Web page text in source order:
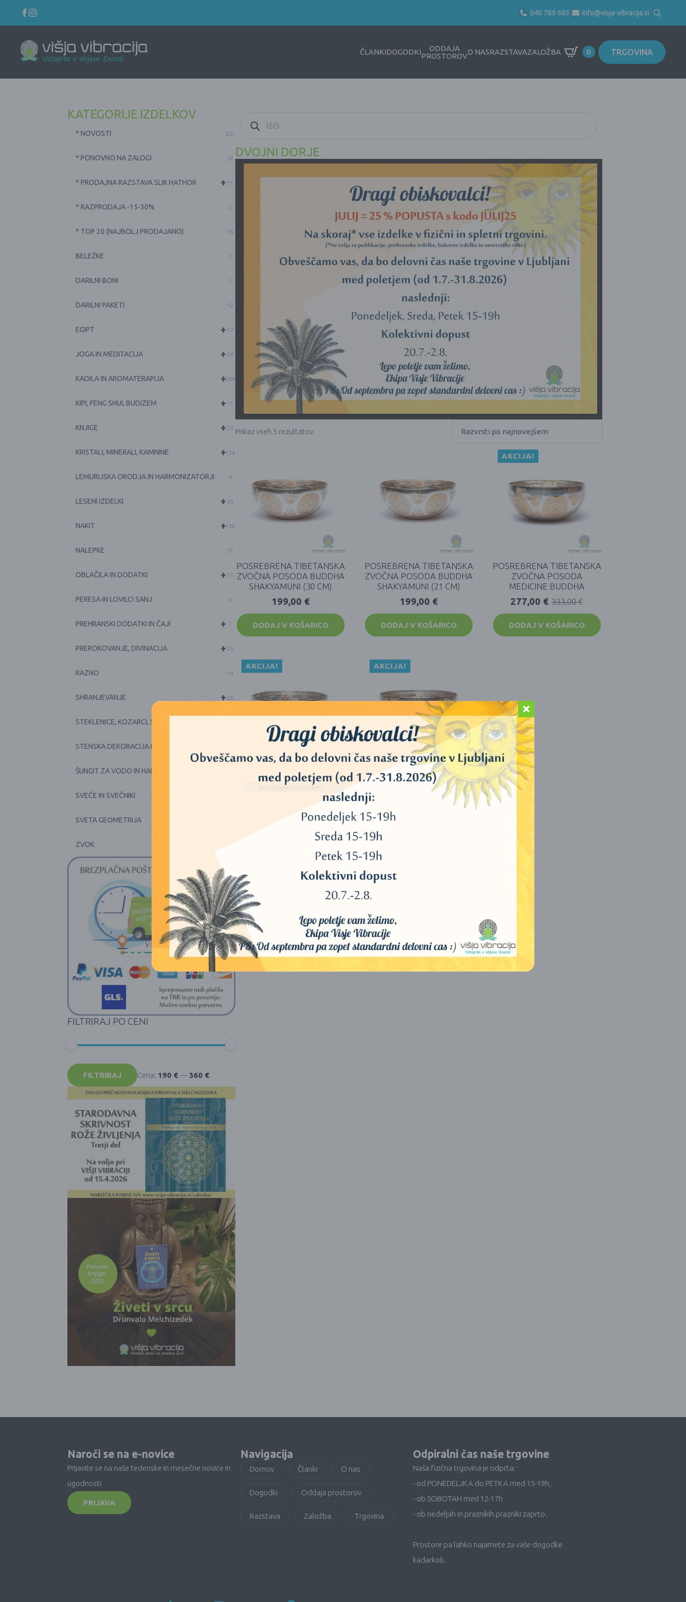
040 789 683 info@visja-vibracija.si
Search
for:
ČLANKIDOGODKI
ODDAJA
PROSTOROVO NASRAZSTAVAZALOŽBA 0 TRGOVINA
KATEGORIJE IZDELKOV
* NOVOSTI 231
* PONOVNO NA ZALOGI 52
+
* PRODAJNA RAZSTAVA SLIK HATHOR 11
* RAZPRODAJA -15-30% 2
* TOP 20 (NAJBOLJ PRODAJANO) 55
BELEŽKE 7
DARILNI BONI 1
DARILNI PAKETI 12
+
EGIPT 17
+
JOGA IN MEDITACIJA 28
+
KADILA IN AROMATERAPIJA 208
+
KIPI, FENG SHUI, BUDIZEM 11
+
KNJIGE 25
+
KRISTALI, MINERALI, KAMNINE 134
LEMURIJSKA ORODJA IN HARMONIZATORJI 9
+
LESENI IZDELKI 39
+
NAKIT 156
NALEPKE 31
+
OBLAČILA IN DODATKI 21
PERESA IN LOVILCI SANJ 6
+
PREHRANSKI DODATKI IN ČAJI 7
+
PREROKOVANJE, DIVINACIJA 25
RAZNO 14
+
SHRANJEVANJE 20
STEKLENICE, KOZARCI, SKODELICE, POSODE
STENSKA DEKORACIJA IN PRTI
ŠUNGIT ZA VODO IN HARMONIJO
SVEČE IN SVEČNIKI
SVETA GEOMETRIJA
+
ZVOK 113
FILTRIRAJ PO CENI
Min
cena
Max
cena FILTRIRAJ Cena: 190 €— 360 €
search
DVOJNI DORJE
Prikaz vseh 5 rezultatov
POSREBRENA TIBETANSKA
ZVOČNA POSODA BUDDHA
SHAKYAMUNI (30 CM)
199,00 €
DODAJ V KOŠARICO
POSREBRENA TIBETANSKA
ZVOČNA POSODA BUDDHA
SHAKYAMUNI (21 CM)
199,00 €
DODAJ V KOŠARICO
AKCIJA!
POSREBRENA TIBETANSKA
ZVOČNA POSODA
MEDICINE BUDDHA
333,00€
277,00 €
DODAJ V KOŠARICO
AKCIJA!
POSREBRENA TIBETANSKA
ZVOČNA POSODA
333,00
DODAJ V KOŠARICO
AKCIJA!
POSREBRENA TIBETANSKA
ZVOČNA POSODA BUDDHA
VAIROCHANA
355,00
DODAJ V KOŠARICO
Naroči se na e-novice
Prijavite se na naše tedenske in mesečne novice in
ugodnosti
PRIJAVA
Navigacija
Domov Članki O nas
Dogodki Oddaja prostorov
Razstava Založba Trgovina
Odpiralni čas naše trgovine
Naša fizična trgovina je odprta:
- od PONEDELJKA do PETKA med 15-19h,
- ob SOBOTAH med 12-17h
- ob nedeljah in praznikih prazniki zaprto.
Prostore pa lahko najamete za vaše dogodke
kadarkoli.